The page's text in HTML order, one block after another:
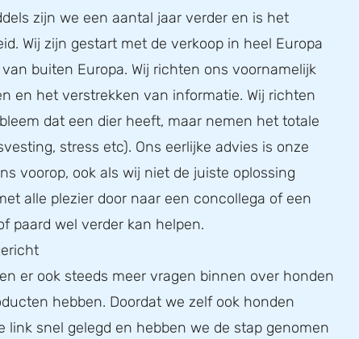
zijn we een aantal jaar verder en is het
Wij zijn gestart met de verkoop in heel Europa
buiten Europa. Wij richten ons voornamelijk
en het verstrekken van informatie. Wij richten
dat een dier heeft, maar nemen het totale
stress etc). Ons eerlijke advies is onze
voorop, ook als wij niet de juiste oplossing
alle plezier door naar een concollega of een
paard wel verder kan helpen.
er ook steeds meer vragen binnen over honden
hebben. Doordat we zelf ook honden
link snel gelegd en hebben we de stap genomen